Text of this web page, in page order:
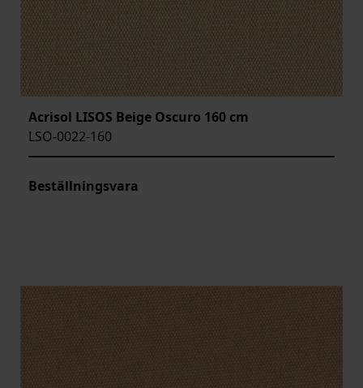
Acrisol LISOS Beige Oscuro 160 cm
LSO-0022-160
Beställningsvara